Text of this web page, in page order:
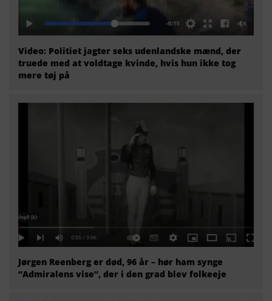
Video: Politiet jagter seks udenlandske mænd, der
truede med at voldtage kvinde, hvis hun ikke tog
mere tøj på
Jørgen Reenberg er død, 96 år – hør ham synge
“Admiralens vise”, der i den grad blev folkeeje